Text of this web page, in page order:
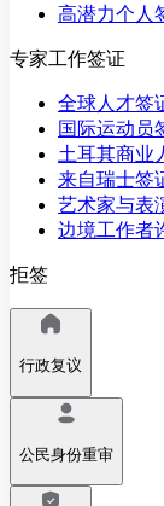
高潜力个人
专家工作签证
全球人才签
国际运动员
土耳其商业
来自瑞士签
艺术家与表
边境工作者
拒签
行政复议
公民身份重审